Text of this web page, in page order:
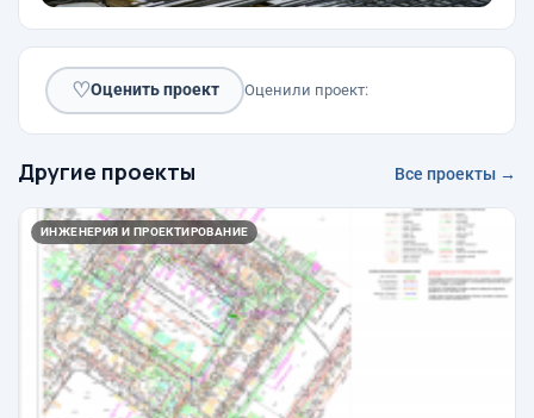
♡Оценить проект Оценили проект:
Другие проекты Все проекты →
ИНЖЕНЕРИЯ И ПРОЕКТИРОВАНИЕ